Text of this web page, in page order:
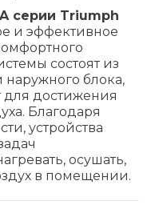
серии Triumph
и эффективное
состоят из
наружного блока,
для достижения
Благодаря
устройства
осушать,
в помещении.